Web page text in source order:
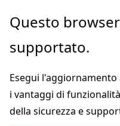
Ignora
passa
contenuto
principale
Passare
allo
spostamento
pagina
Questo
supportato.
Esegui
i vantaggi di
della sicurezza e